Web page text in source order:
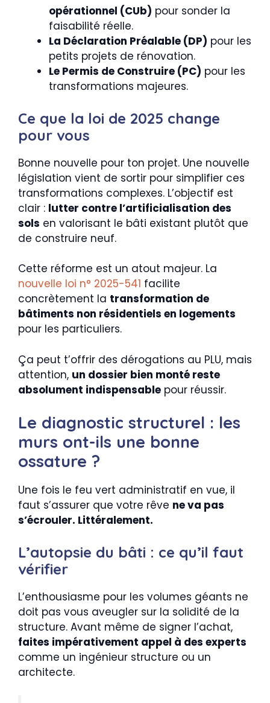
opérationnel (CUb) pour sonder la
faisabilité réelle.
La Déclaration Préalable (DP) pour les
petits projets de rénovation.
Le Permis de Construire (PC) pour les
transformations majeures.
Ce que la loi de 2025 change
pour vous
Bonne nouvelle pour ton projet. Une nouvelle
législation vient de sortir pour simplifier ces
transformations complexes. L’objectif est
clair : lutter contre l’artificialisation des
sols en valorisant le bâti existant plutôt que
de construire neuf.
Cette réforme est un atout majeur. La
nouvelle loi n° 2025-541 facilite
concrètement la transformation de
bâtiments non résidentiels en logements
pour les particuliers.
Ça peut t’offrir des dérogations au PLU, mais
attention, un dossier bien monté reste
absolument indispensable pour réussir.
Le diagnostic structurel : les
murs ont-ils une bonne
ossature ?
Une fois le feu vert administratif en vue, il
faut s’assurer que votre rêve ne va pas
s’écrouler. Littéralement.
L’autopsie du bâti : ce qu’il faut
vérifier
L’enthousiasme pour les volumes géants ne
doit pas vous aveugler sur la solidité de la
structure. Avant même de signer l’achat,
faites impérativement appel à des experts
comme un ingénieur structure ou un
architecte.